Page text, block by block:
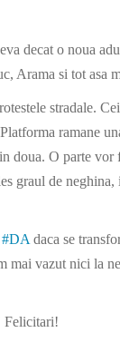
decat o noua
Arama si tot asa
stradale.
ramane
doua. O parte
graul de
#DA daca se
mai vazut nici la
Felicitari!